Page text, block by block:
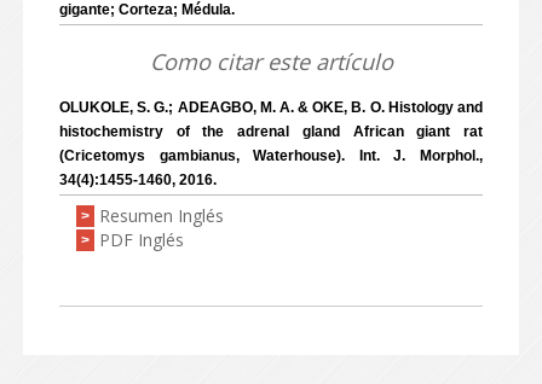
gigante; Corteza; Médula.
Como citar este artículo
OLUKOLE, S. G.; ADEAGBO, M. A. & OKE, B. O. Histology and
histochemistry of the adrenal gland African giant rat
(Cricetomys gambianus, Waterhouse). Int. J. Morphol.,
34(4):1455-1460, 2016.
> Resumen Inglés
> PDF Inglés